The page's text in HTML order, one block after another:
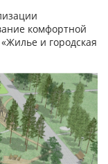
комфортной
и городская